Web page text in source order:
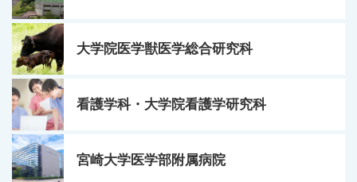
大学院医学獣医学総合研究科
看護学科・大学院看護学研究科
宮崎大学医学部附属病院